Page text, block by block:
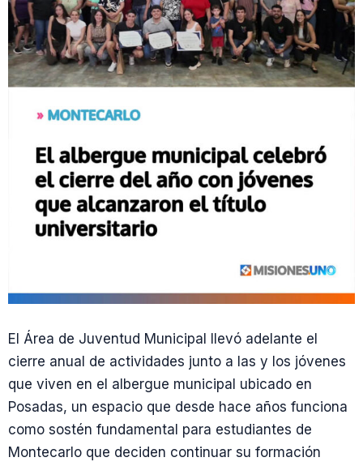
El Área de Juventud Municipal llevó adelante el
cierre anual de actividades junto a las y los jóvenes
que viven en el albergue municipal ubicado en
Posadas, un espacio que desde hace años funciona
como sostén fundamental para estudiantes de
Montecarlo que deciden continuar su formación